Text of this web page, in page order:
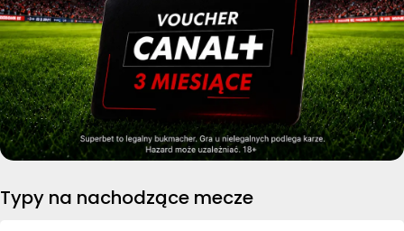
Typy na nachodzące mecze